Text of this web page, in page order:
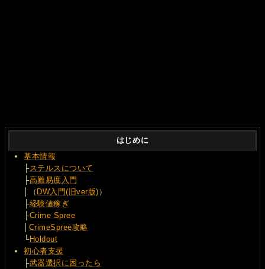
はじめに
基本情報
├ステルスについて
├高難易度入門
│（ DW入門(旧ver版) ）
├経験値稼ぎ
├Crime Spree
CrimeSpree攻略
└Holdout
初心者支援
├武器選択に困ったら